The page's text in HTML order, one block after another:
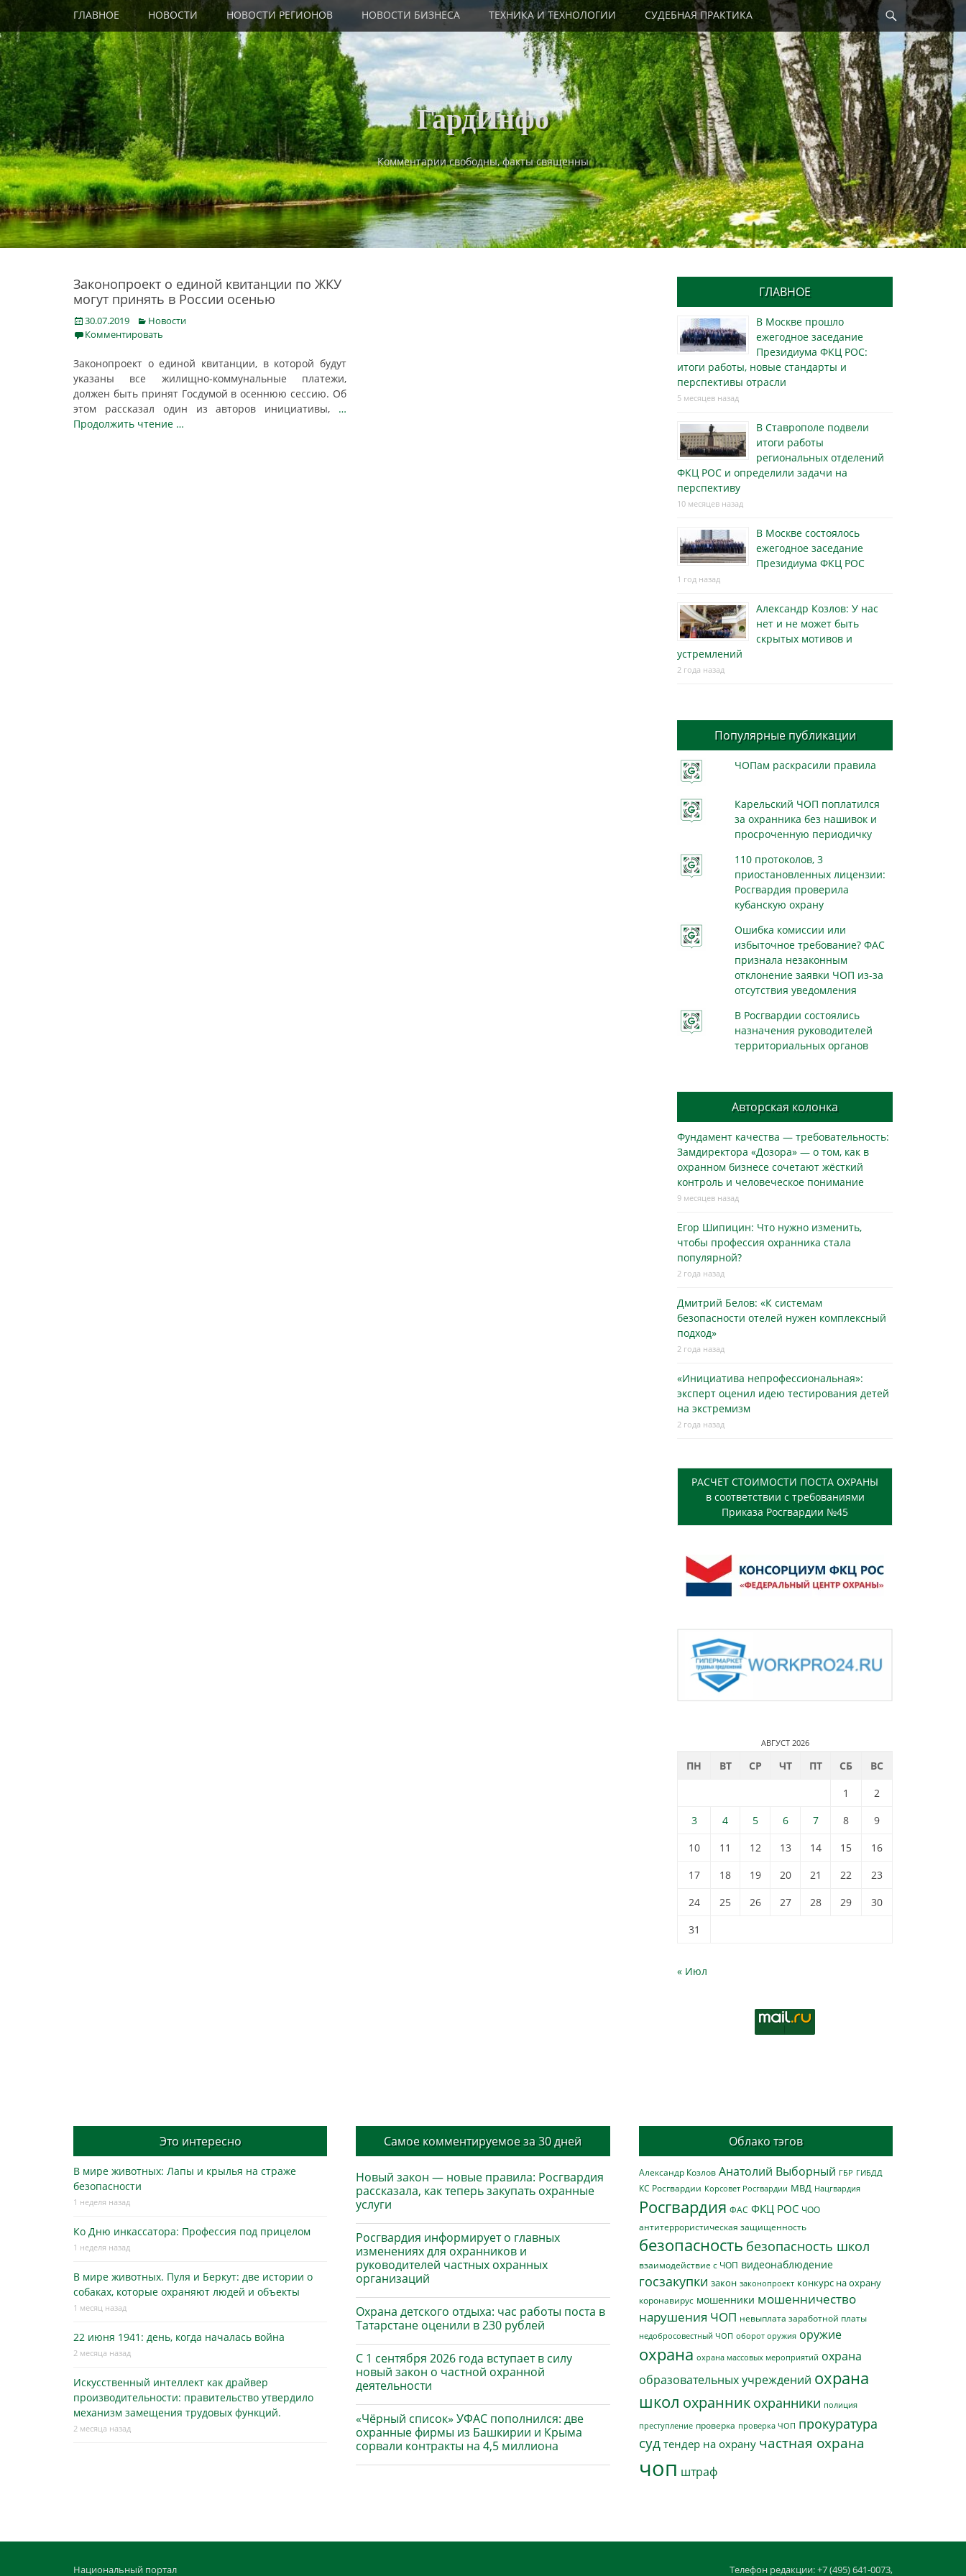
Skip
content
Primary Menu
ГЛАВНОЕ НОВОСТИ НОВОСТИ РЕГИОНОВ НОВОСТИ БИЗНЕСА ТЕХНИКА И ТЕХНОЛОГИИ СУДЕБНАЯ ПРАКТИКА
Найти
ГардИнфо
Комментарии свободны, факты священны
Законопроект о единой квитанции по ЖКУ
могут принять в России осенью
Posted
on
30.07.2019 Categories
Новости
Комментировать
Законопроект о единой квитанции, в которой будут
указаны все жилищно-коммунальные платежи,
должен быть принят Госдумой в осеннюю сессию. Об
этом рассказал один из авторов инициативы, …
Продолжить чтение …
ГЛАВНОЕ
В Москве прошло
ежегодное заседание
Президиума ФКЦ РОС:
итоги работы, новые стандарты и
перспективы отрасли
5 месяцев назад
В Ставрополе подвели
итоги работы
региональных отделений
ФКЦ РОС и определили задачи на
перспективу
10 месяцев назад
В Москве состоялось
ежегодное заседание
Президиума ФКЦ РОС
1 год назад
Александр Козлов: У нас
нет и не может быть
скрытых мотивов и
устремлений
2 года назад
Популярные публикации
ЧОПам раскрасили правила
Карельский ЧОП поплатился
за охранника без нашивок и
просроченную периодичку
110 протоколов, 3
приостановленных лицензии:
Росгвардия проверила
кубанскую охрану
Ошибка комиссии или
избыточное требование? ФАС
признала незаконным
отклонение заявки ЧОП из-за
отсутствия уведомления
В Росгвардии состоялись
назначения руководителей
территориальных органов
Авторская колонка
Фундамент качества — требовательность:
Замдиректора «Дозора» — о том, как в
охранном бизнесe сочетают жёсткий
контроль и человеческое понимание
9 месяцев назад
Егор Шипицин: Что нужно изменить,
чтобы профессия охранника стала
популярной?
2 года назад
Дмитрий Белов: «К системам
безопасности отелей нужен комплексный
подход»
2 года назад
«Инициатива непрофессиональная»:
эксперт оценил идею тестирования детей
на экстремизм
2 года назад
РАСЧЕТ СТОИМОСТИ ПОСТА ОХРАНЫ
в соответствии с требованиями
Приказа Росгвардии №45
АВГУСТ 2026
ПН ВТ СР ЧТ ПТ СБ
ВС
1
2
3
4 5 6 7 8
9
10
11 12 13 14 15
16
17
18 19 20 21 22
23
24
25 26 27 28 29
30
31
« Июл
Это интересно
В мире животных: Лапы и крылья на страже
безопасности
1 неделя назад
Ко Дню инкассатора: Профессия под прицелом
1 неделя назад
В мире животных. Пуля и Беркут: две истории о
собаках, которые охраняют людей и объекты
1 месяц назад
22 июня 1941: день, когда началась война
2 месяца назад
Искусственный интеллект как драйвер
производительности: правительство утвердило
механизм замещения трудовых функций.
2 месяца назад
Самое комментируемое за 30 дней
Новый закон — новые правила: Росгвардия
рассказала, как теперь закупать охранные
услуги
Росгвардия информирует о главных
изменениях для охранников и
руководителей частных охранных
организаций
Охрана детского отдыха: час работы поста в
Татарстане оценили в 230 рублей
С 1 сентября 2026 года вступает в силу
новый закон о частной охранной
деятельности
«Чёрный список» УФАС пополнился: две
охранные фирмы из Башкирии и Крыма
сорвали контракты на 4,5 миллиона
Облако тэгов
Александр Козлов Анатолий Выборный ГБР ГИБДД
КС Росгвардии Корсовет Росгвардии МВД Нацгвардия
Росгвардия ФАС ФКЦ РОС ЧОО
антитеррористическая защищенность
безопасность безопасность школ
взаимодействие с ЧОП видеонаблюдение
госзакупки закон законопроект конкурс на охрану
коронавирус мошенники мошенничество
нарушения ЧОП невыплата заработной платы
недобросовестный ЧОП оборот оружия оружие
охрана охрана массовых мероприятий охрана
образовательных учреждений охрана
школ охранник охранники полиция
преступление проверка проверка ЧОП прокуратура
суд тендер на охрану частная охрана
чоп штраф
Национальный портал Телефон редакции: +7 (495) 641-0073,